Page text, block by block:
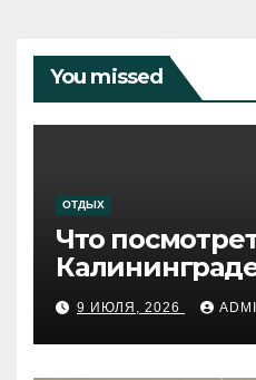
You missed
ОТДЫХ
Что
путеводитель
западному
9 ИЮЛЯ, 2026